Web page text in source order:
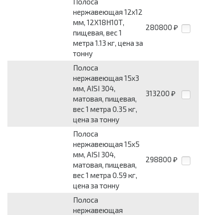
нержавеющая 12x12
мм, 12Х18Н10Т,
пищевая, вес 1
метра 1.13 кг, цена за
тонну
280800 ₽
Полоса
нержавеющая 15x3
мм, AISI 304,
матовая, пищевая,
вес 1 метра 0.35 кг,
цена за тонну
313200 ₽
Полоса
нержавеющая 15x5
мм, AISI 304,
матовая, пищевая,
вес 1 метра 0.59 кг,
цена за тонну
298800 ₽
Полоса
нержавеющая